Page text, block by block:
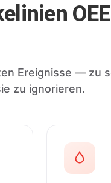
OEE
Ereignisse — zu
zu ignorieren.